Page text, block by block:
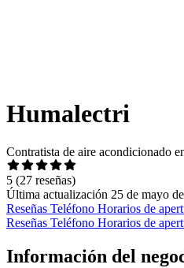
Humalectri
Contratista de aire acondicionado
5 (27 reseñas)
Última actualización 25 de mayo
Reseñas Teléfono Horarios de
Reseñas Teléfono Horarios de
Información del